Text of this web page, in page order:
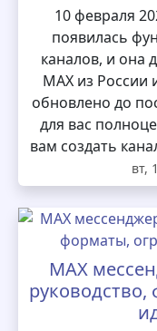
10 февраля
появилась
каналов, и она
MAX из России
обновлено до
для вас
вам создать
вт,
MAX